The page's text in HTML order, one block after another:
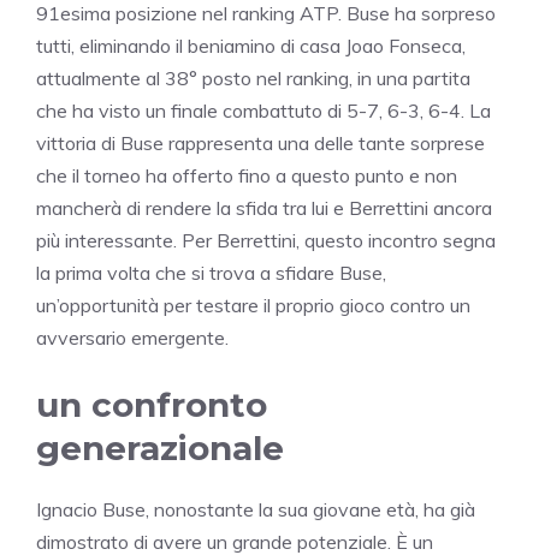
91esima posizione nel ranking ATP. Buse ha sorpreso
tutti, eliminando il beniamino di casa Joao Fonseca,
attualmente al 38° posto nel ranking, in una partita
che ha visto un finale combattuto di 5-7, 6-3, 6-4. La
vittoria di Buse rappresenta una delle tante sorprese
che il torneo ha offerto fino a questo punto e non
mancherà di rendere la sfida tra lui e Berrettini ancora
più interessante. Per Berrettini, questo incontro segna
la prima volta che si trova a sfidare Buse,
un’opportunità per testare il proprio gioco contro un
avversario emergente.
un confronto
generazionale
Ignacio Buse, nonostante la sua giovane età, ha già
dimostrato di avere un grande potenziale. È un